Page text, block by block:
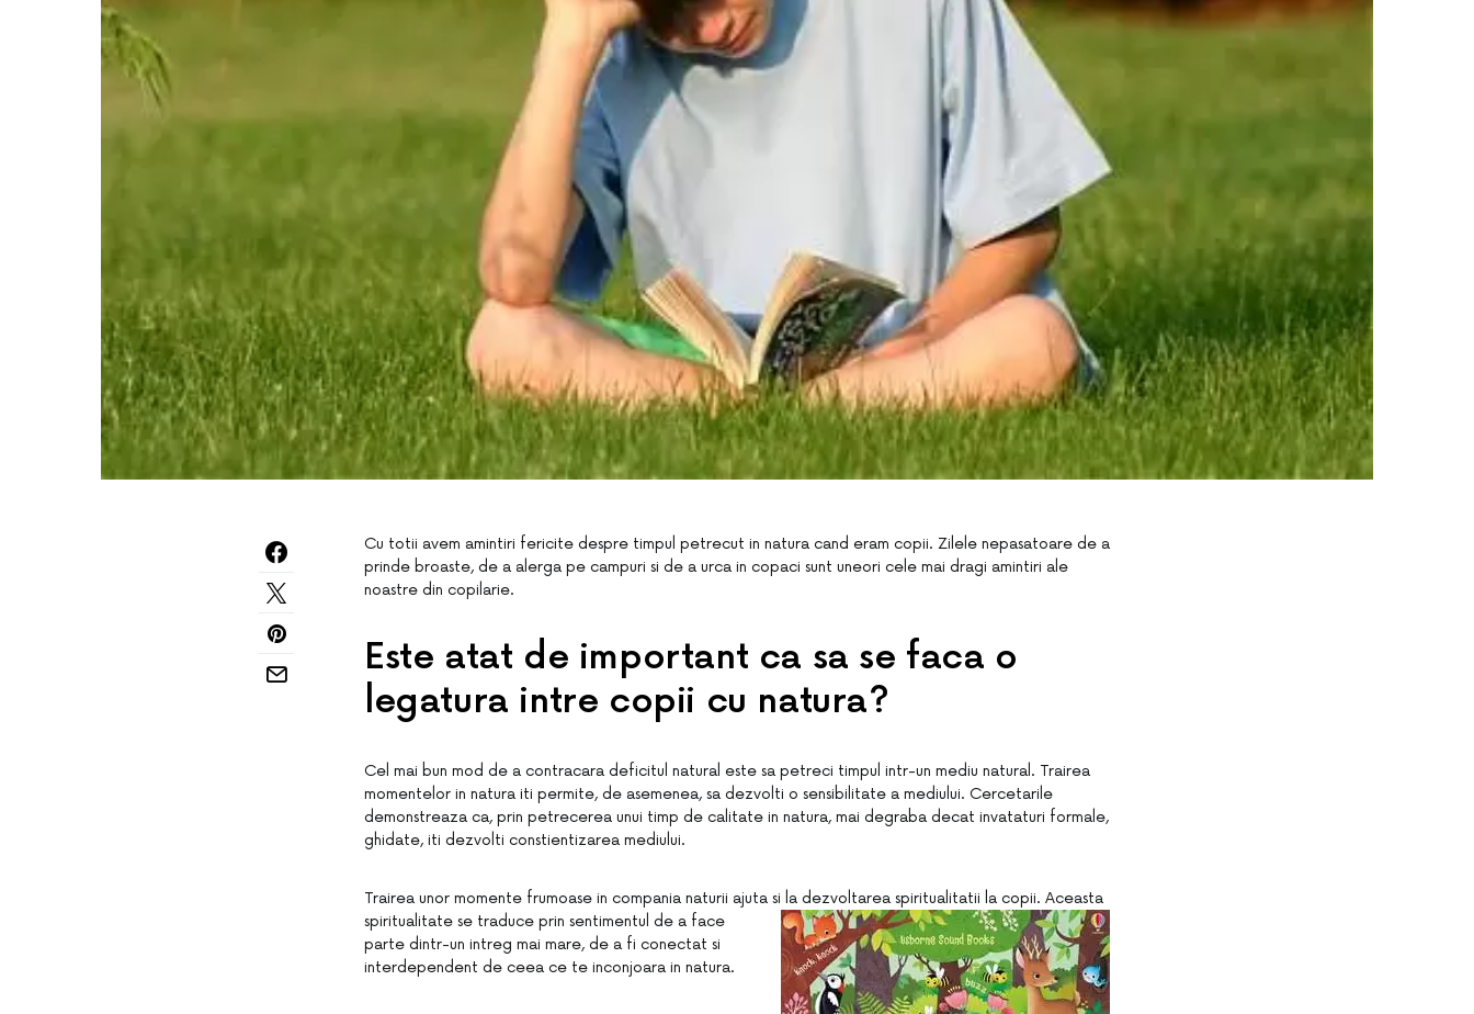
Cu totii avem amintiri fericite despre timpul petrecut in natura cand eram copii. Zilele nepasatoare de a
prinde broaste, de a alerga pe campuri si de a urca in copaci sunt uneori cele mai dragi amintiri ale
noastre din copilarie.
Este atat de important ca sa se faca o
legatura intre copii cu natura?
Cel mai bun mod de a contracara deficitul natural este sa petreci timpul intr-un mediu natural. Trairea
momentelor in natura iti permite, de asemenea, sa dezvolti o sensibilitate a mediului. Cercetarile
demonstreaza ca, prin petrecerea unui timp de calitate in natura, mai degraba decat invataturi formale,
ghidate, iti dezvolti constientizarea mediului.
Trairea unor momente frumoase in compania naturii ajuta si la dezvoltarea spiritualitatii la copii. Aceasta
spiritualitate se traduce prin sentimentul de a face
parte dintr-un intreg mai mare, de a fi conectat si
interdependent de ceea ce te inconjoara in natura.